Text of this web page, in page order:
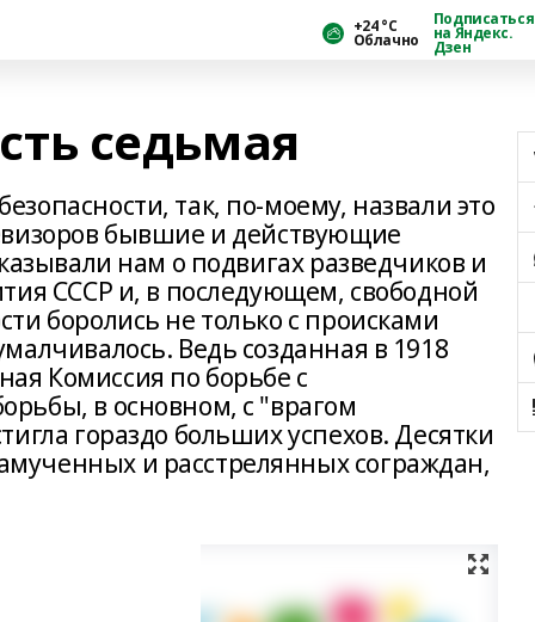
+24 °С
Облачно
Подписаться
на Яндекс.
Дзен
седьмая
так, по-моему, назвали это
бывшие и действующие
нам о подвигах разведчиков и
СССР и, в последующем, свободной
боролись не только с происками
Ведь созданная в 1918
Комиссия по борьбе с
в основном, с "врагом
гораздо больших успехов. Десятки
и расстрелянных сограждан,